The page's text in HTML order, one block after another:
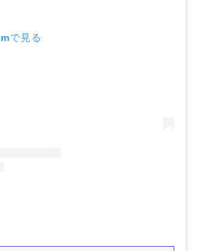
で見る